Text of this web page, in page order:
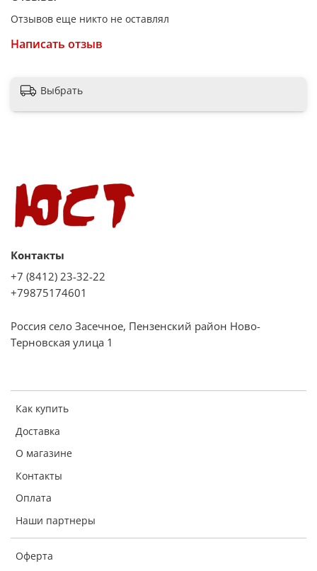
Тип
QLED, Quantum Dot, QLED, Quantum Dot
60 Гц
Суммарная мощность звука
14 Вт
Количество динамиков
Отзывов еще никто не оставлял
Написать отзыв
Выбрать
Как купить
Доставка
О магазине
Контакты
Оплата
Наши партнеры
Оферта
Контакты
+7 (8412) 23-32-22
+79875174601
Россия село Засечное, Пензенский район Ново-
Терновская улица 1